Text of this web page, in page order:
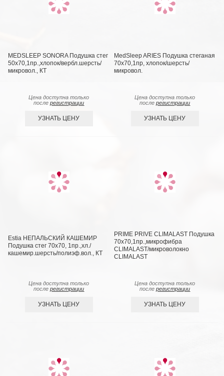
MEDSLEEP SONORA Подушка стег
50х70,1пр.,хлопок/вербл.шерсть/
микровол., КТ
Цена доступна только
послерегистрации
УЗНАТЬ ЦЕНУ
MedSleep ARIES Подушка стеганая
70х70,1пр, хлопок/шерсть/
микровол.
Цена доступна только
послерегистрации
УЗНАТЬ ЦЕНУ
Estia НЕПАЛЬСКИЙ КАШЕМИР
Подушка стег 70х70, 1пр.,хл./
кашемир.шерсть/полиэф.вол., КТ
Цена доступна только
послерегистрации
УЗНАТЬ ЦЕНУ
PRIME PRIVE CLIMALAST Подушка
70х70,1пр.,микрофибра
CLIMALAST/микроволокно
CLIMALAST
Цена доступна только
послерегистрации
УЗНАТЬ ЦЕНУ